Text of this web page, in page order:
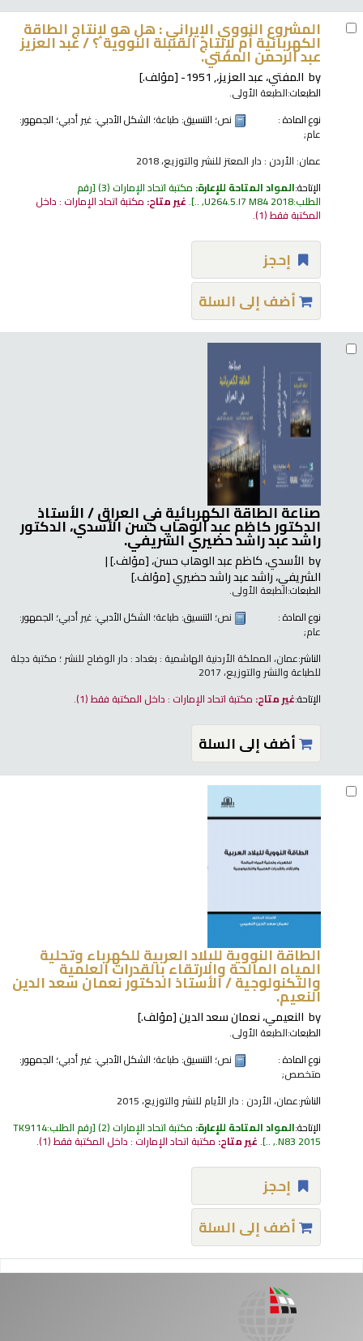
المشروع النووي الإيراني : هل هو لإنتاج الطاقة
الكهربائية أم لإنتاج القنبلة النووية ؟ /عبد العزيز
عبد الرحمن المفتي.
by المفتي، عبد العزيز،, 1951- [مؤلف.]
الطبعات:الطبعة الأولى.
نوع المادة :
نص؛ التنسيق: طباعة؛ الشكل الأدبي: غير أدبي؛ الجمهور:
عام;
عمان: الأردن : دار المعتز للنشر والتوزيع، 2018
الإتاحة:المواد المتاحة للإعارة: مكتبة اتحاد الإمارات (3) رقم
الطلب:U264.5.I7 M84 2018, ..
.غير متاح: مكتبة اتحاد الإمارات : داخل
المكتبة فقط(1).
إحجز
أضف إلى السلة
صناعة الطاقة الكهربائية في العراق /الأستاذ
الدكتور كاظم عبد الوهاب حسن الأسدي، الدكتور
راشد عبد راشد حضيري الشريفي.
by الأسدي، كاظم عبد الوهاب حسن،[مؤلف.]
الشريفي، راشد عبد راشد حضيري[مؤلف.]
الطبعات:الطبعة الأولى.
نوع المادة :
نص؛ التنسيق: طباعة؛ الشكل الأدبي: غير أدبي؛ الجمهور:
عام;
الناشر:عمان، المملكة الأردنية الهاشمية : بغداد : دار الوضاح للنشر ؛ مكتبة دجلة
للطباعة والنشر والتوزيع، 2017
الإتاحة:غير متاح: مكتبة اتحاد الإمارات : داخل المكتبة فقط(1).
أضف إلى السلة
الطاقة النووية للبلاد العربية للكهرباء وتحلية
المياه المالحة والارتقاء بالقدرات العلمية
والتكنولوجية /الأستاذ الدكتور نعمان سعد الدين
النعيم.
by النعيمي، نعمان سعد الدين[مؤلف.]
الطبعات:الطبعة الأولى.
نوع المادة :
نص؛ التنسيق: طباعة؛ الشكل الأدبي: غير أدبي؛ الجمهور:
متخصص;
الناشر:عمان، الأردن : دار الأيام للنشر والتوزيع، 2015
الإتاحة:المواد المتاحة للإعارة: مكتبة اتحاد الإمارات (2) رقم الطلب:TK9114
.N83 2015, ..
.غير متاح:مكتبة اتحاد الإمارات : داخل المكتبة فقط(1).
إحجز
أضف إلى السلة